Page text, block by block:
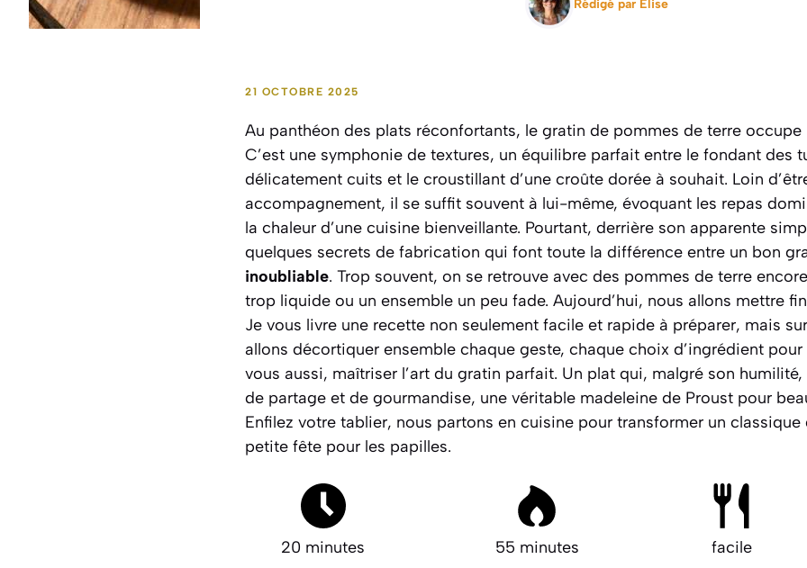
Rédigé par Elise
21 OCTOBRE 2025
Au panthéon des plats réconfortants, le gratin de pommes de terre occupe
C’est une symphonie de textures, un équilibre parfait entre le fondant des
délicatement cuits et le croustillant d’une croûte dorée à souhait. Loin
accompagnement, il se suffit souvent à lui-même, évoquant les repas
la chaleur d’une cuisine bienveillante. Pourtant, derrière son apparente
quelques secrets de fabrication qui font toute la différence entre un bon
inoubliable. Trop souvent, on se retrouve avec des pommes de terre
trop liquide ou un ensemble un peu fade. Aujourd’hui, nous allons mettre
Je vous livre une recette non seulement facile et rapide à préparer, mais
allons décortiquer ensemble chaque geste, chaque choix d’ingrédient
vous aussi, maîtriser l’art du gratin parfait. Un plat qui, malgré son
de partage et de gourmandise, une véritable madeleine de Proust pour
Enfilez votre tablier, nous partons en cuisine pour transformer un
petite fête pour les papilles.
20 minutes 55 minutes facile